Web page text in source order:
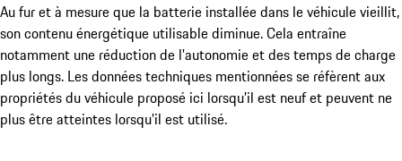
Au fur et à mesure que la batterie installée dans le véhicule vieillit,
son contenu énergétique utilisable diminue. Cela entraîne
notamment une réduction de l'autonomie et des temps de charge
plus longs. Les données techniques mentionnées se réfèrent aux
propriétés du véhicule proposé ici lorsqu'il est neuf et peuvent ne
plus être atteintes lorsqu'il est utilisé.